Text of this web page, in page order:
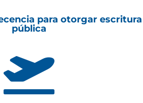
para otorgar escritura
pública
